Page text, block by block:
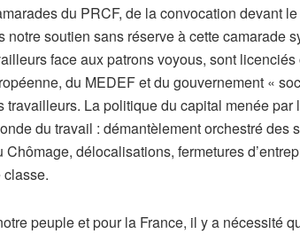
du PRCF, de la convocation devant
soutien sans réserve à cette camarade
face aux patrons voyous, sont
du MEDEF et du gouvernement «
La politique du capital menée
du travail : démantèlement orchestré
délocalisations, fermetures
classe.
peuple et pour la France, il y a nécessité